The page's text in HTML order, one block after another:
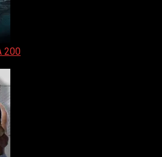
200